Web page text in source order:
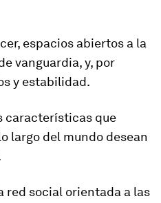
espacios abiertos a la
vanguardia, y, por
y estabilidad.
características que
largo del mundo desean
red social orientada a las